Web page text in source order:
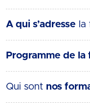
A qui s’adresse la
Programme de
Qui sont nos